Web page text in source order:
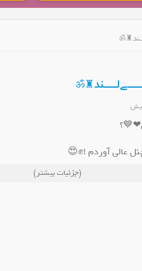
عالی آوردم !✊😍
کلللی چیزای دخترونه خشکل مشکل
چنل شو!😍✌✊💙💚💛
(جزئیات بیشتر)
بزرگ شیرازی ها